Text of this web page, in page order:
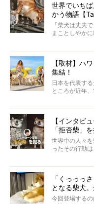
世界でいち
かう物語【
「柴犬は丈夫
まことしやか
でも、いざそ
なりにくい、と
実際に「病気
主はそのため
今回は、柴犬
語でした。
※文章はご本人の
※画像はすべてイ
※この記事は個人
【取材】ハ
集結！
日本を代表す
ところが近年
な中「柴犬ラ
そんな噂を聞
きました！
【インタビ
「拒否柴」を
世界中の人々
ったその行動
否柴がここま
がるのでしょう
最近版画製作
屋敷裕政さん
「くっっっ
となる柴犬
今回登場する